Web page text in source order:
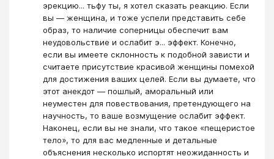
эрекцию... тьфу ты, я хотел сказать реакцию. Если
вы — женщина, и тоже успели представить себе
образ, то наличие соперницы обеспечит вам
неудовольствие и ослабит э... эффект. Конечно,
если вы имеете склонность к подобной зависти и
считаете присутствие красивой женщины помехой
для достижения ваших целей. Если вы думаете, что
этот анекдот — пошлый, аморальный или
неуместен для повествования, претендующего на
научность, то ваше возмущение ослабит эффект.
Наконец, если вы не знали, что такое «пещеристое
тело», то для вас медленные и детальные
объяснения несколько испортят неожиданность и